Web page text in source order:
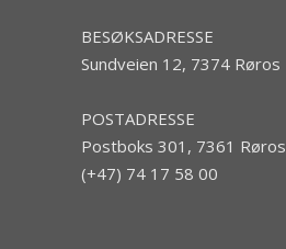
BESØKSADRESSE
Sundveien 12, 7374 Røros
POSTADRESSE
Postboks 301, 7361 Røros
(+47) 74 17 58 00